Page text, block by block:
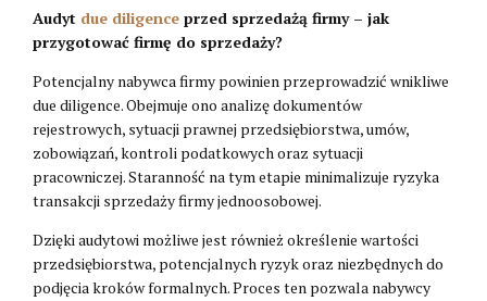
Audyt due diligence przed sprzedażą firmy – jak
przygotować firmę do sprzedaży?
Potencjalny nabywca firmy powinien przeprowadzić wnikliwe
due diligence. Obejmuje ono analizę dokumentów
rejestrowych, sytuacji prawnej przedsiębiorstwa, umów,
zobowiązań, kontroli podatkowych oraz sytuacji
pracowniczej. Staranność na tym etapie minimalizuje ryzyka
transakcji sprzedaży firmy jednoosobowej.
Dzięki audytowi możliwe jest również określenie wartości
przedsiębiorstwa, potencjalnych ryzyk oraz niezbędnych do
podjęcia kroków formalnych. Proces ten pozwala nabywcy